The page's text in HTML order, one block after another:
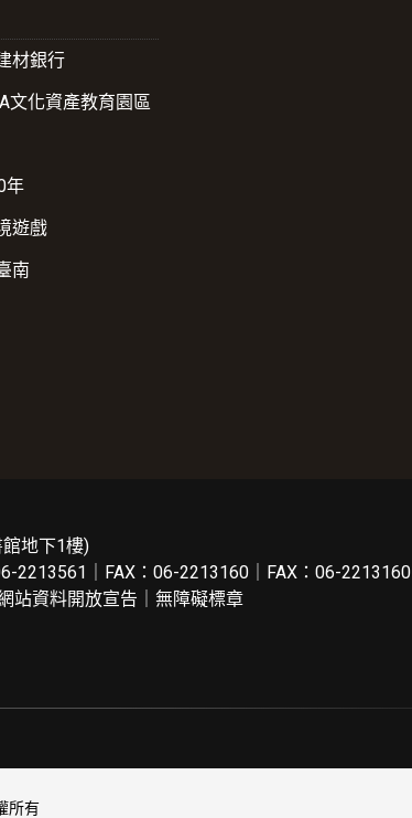
材銀行
文化資產教育園區
年
遊戲
南
地下1樓)
｜FAX：06-2213160｜FAX：06-2213160
站資料開放宣告 無障礙標章
所有